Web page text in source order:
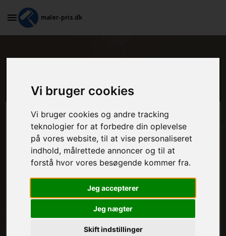
Vi bruger cookies
Vi bruger cookies og andre tracking
teknologier for at forbedre din oplevelse
på vores website, til at vise personaliseret
indhold, målrettede annoncer og til at
forstå hvor vores besøgende kommer fra.
Jeg accepterer
Jeg nægter
Skift indstillinger
maler-pris.dk
Nørreballe?
Beregn prisen her
MALEROPGAVER - INDVENDIGT:
MALEROPGAVER - UDVENDIGT:
FRAFLYTNINGSPAKKE: